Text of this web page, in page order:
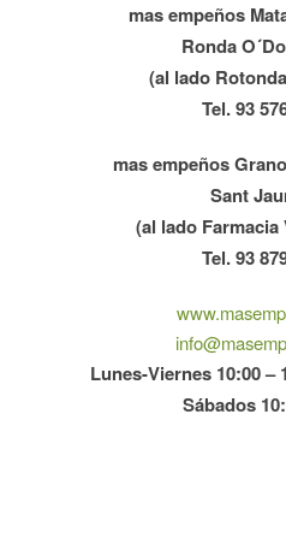
mas empeños
Ronda
(al lado
Tel. 93
mas empeños
Sant
(al lado Farmacia
Tel. 93
Lunes-Viernes 10:00 –
Sábados